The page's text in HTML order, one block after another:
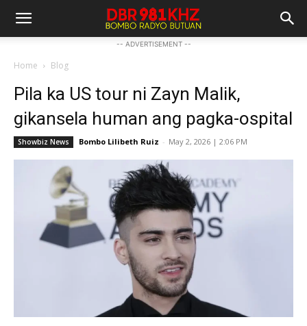
-- ADVERTISEMENT --
Home Blog
Pila ka US tour ni Zayn Malik,
gikansela human ang pagka-ospital
Showbiz News Bombo Lilibeth Ruiz - May 2, 2026 | 2:06 PM